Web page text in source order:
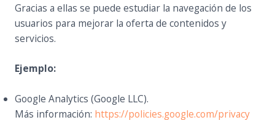
Gracias a ellas se puede estudiar la navegación de los
usuarios para mejorar la oferta de contenidos y
servicios.
Ejemplo:
Google Analytics (Google LLC).
Más información: https://policies.google.com/privacy